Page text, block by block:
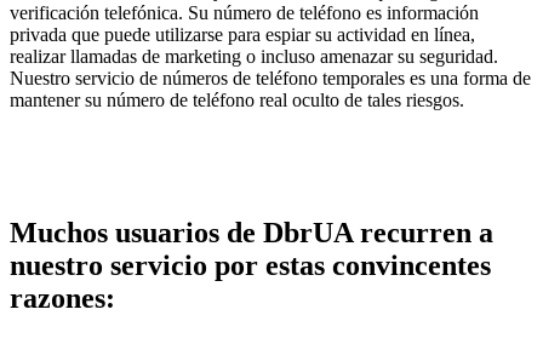
verificación telefónica. Su número de teléfono es información
privada que puede utilizarse para espiar su actividad en línea,
realizar llamadas de marketing o incluso amenazar su seguridad.
Nuestro servicio de números de teléfono temporales es una forma de
mantener su número de teléfono real oculto de tales riesgos.
Muchos usuarios de DbrUA recurren a
nuestro servicio por estas convincentes
razones: